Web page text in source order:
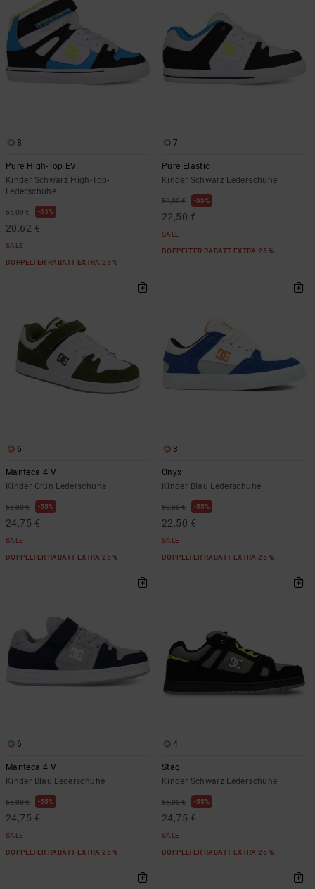
FAQ
ansehen
8
Pure High-Top EV
Kinder Schwarz High-Top-
Lederschuhe
55,00 € 63%
20,62 €
SALE
DOPPELTER RABATT EXTRA 25 %
7
Pure Elastic
Kinder Schwarz Lederschuhe
50,00 € 55%
22,50 €
SALE
DOPPELTER RABATT EXTRA 25 %
6
Manteca 4 V
Kinder Grün Lederschuhe
55,00 € 55%
24,75 €
SALE
DOPPELTER RABATT EXTRA 25 %
3
Onyx
Kinder Blau Lederschuhe
50,00 € 55%
22,50 €
SALE
DOPPELTER RABATT EXTRA 25 %
6
Manteca 4 V
Kinder Blau Lederschuhe
55,00 € 55%
24,75 €
SALE
DOPPELTER RABATT EXTRA 25 %
4
Stag
Kinder Schwarz Lederschuhe
55,00 € 55%
24,75 €
SALE
DOPPELTER RABATT EXTRA 25 %